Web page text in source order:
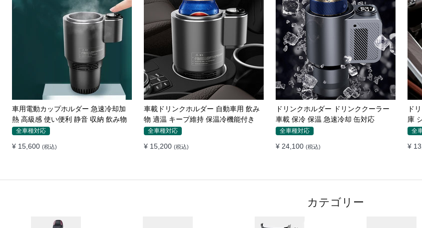
メルセデスベンツ専用 スマホホルダ
ー ワイヤレス充電 吹き出し口用 ライ
ト付きロゴ
ベンツ専用
¥ 7,050 (税込)
カーシートギャップ 漏れ防止パッド
ホンダ シートコンソール 隙間 クッ
ション
全車種対応
¥ 13,630 (税込)
マグネット車載スマホホルダー超強力
吸着 多角度調整 360°回転な台座 車用
ホルダー 折りたたみ式 片手操作 安定
全車種対応
¥ 5,230 (税込)
車
き
エ
ダー
全
¥
カテゴリー